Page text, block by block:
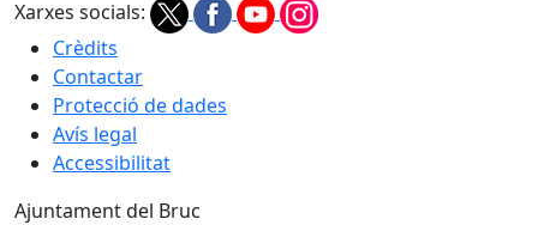
Xarxes socials:
Crèdits
Contactar
Protecció de dades
Avís legal
Accessibilitat
Ajuntament del Bruc